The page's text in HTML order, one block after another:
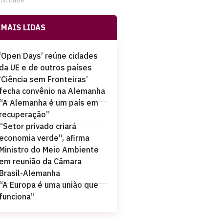
MAIS LIDAS
Days’ reúne cidades
UE e de outros países
sem Fronteiras’
convênio na Alemanha
Alemanha é um país em
privado criará
verde”, afirma
do Meio Ambiente
reunião da Câmara
Alemanha
Europa é uma união que